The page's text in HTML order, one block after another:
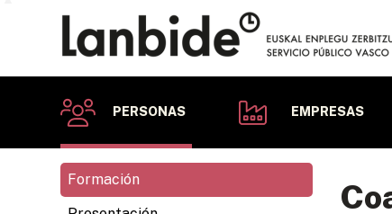
PERSONAS EMPRESAS
Formación